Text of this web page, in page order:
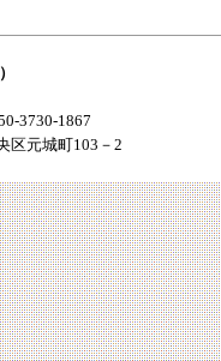
3730-1867
区元城町103－2